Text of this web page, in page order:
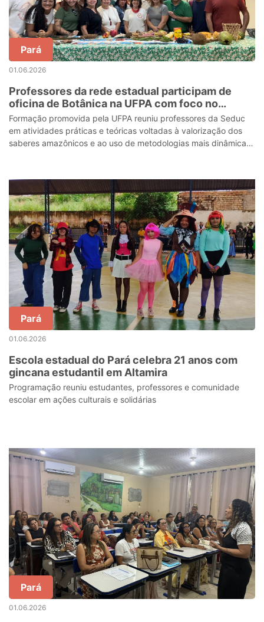
Pará
01.06.2026
Professores da rede estadual participam de
oficina de Botânica na UFPA com foco no
território amazônico
Formação promovida pela UFPA reuniu professores da Seduc
em atividades práticas e teóricas voltadas à valorização dos
saberes amazônicos e ao uso de metodologias mais dinâmicas
Pará
01.06.2026
Escola estadual do Pará celebra 21 anos com
gincana estudantil em Altamira
Programação reuniu estudantes, professores e comunidade
escolar em ações culturais e solidárias
Pará
01.06.2026